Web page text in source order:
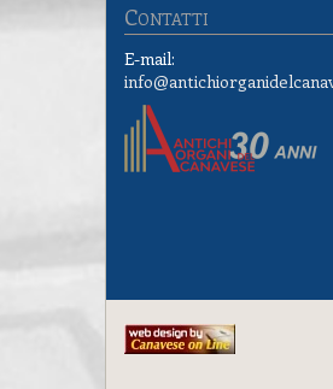
Contatti
E-mail: